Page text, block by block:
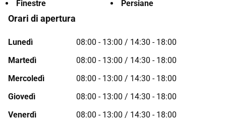
Finestre Persiane
Orari di apertura
Lunedì
08:00 - 13:00 / 14:30 - 18:00
Martedì
08:00 - 13:00 / 14:30 - 18:00
Mercoledì
08:00 - 13:00 / 14:30 - 18:00
Giovedì
08:00 - 13:00 / 14:30 - 18:00
Venerdì
08:00 - 13:00 / 14:30 - 18:00